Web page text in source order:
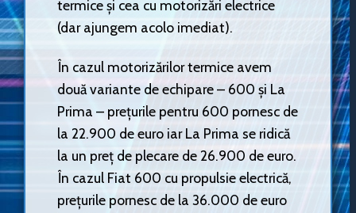
termice și cea cu motorizări electrice
(dar ajungem acolo imediat).
În cazul motorizărilor termice avem
două variante de echipare – 600 și La
Prima – prețurile pentru 600 pornesc de
la 22.900 de euro iar La Prima se ridică
la un preț de plecare de 26.900 de euro.
În cazul Fiat 600 cu propulsie electrică,
prețurile pornesc de la 36.000 de euro